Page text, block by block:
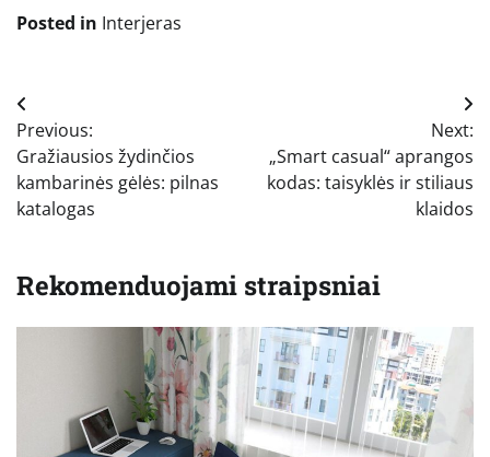
Posted in Interjeras
Navigacija
tarp
įrašų
Previous:
Gražiausios žydinčios
kambarinės gėlės: pilnas
katalogas
Next:
„Smart casual“ aprangos
kodas: taisyklės ir stiliaus
klaidos
Rekomenduojami straipsniai